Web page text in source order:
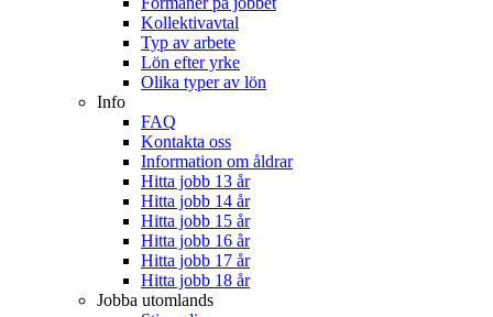
Kollektivavtal
Typ av arbete
Lön efter yrke
Olika typer av lön
Info
FAQ
Kontakta oss
Information om åldrar
Hitta jobb 13 år
Hitta jobb 14 år
Hitta jobb 15 år
Hitta jobb 16 år
Hitta jobb 17 år
Hitta jobb 18 år
Jobba utomlands